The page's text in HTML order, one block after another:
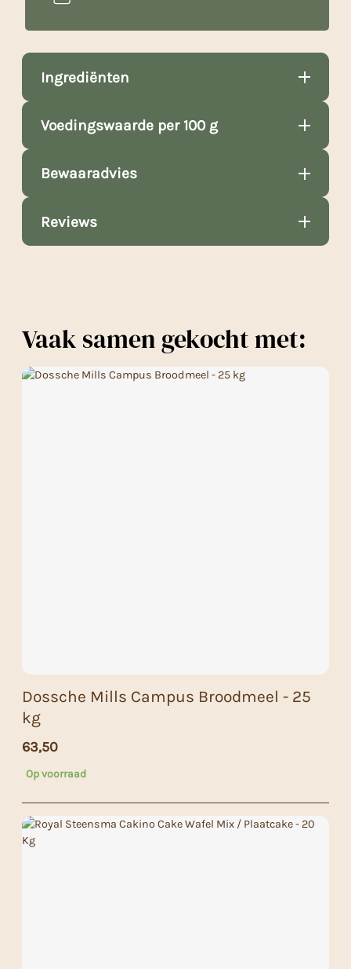
Ingrediënten
Voedingswaarde per 100 g
Bewaaradvies
Reviews
Vaak samen gekocht met:
Dossche Mills Campus Broodmeel - 25
kg
63,50
Op voorraad